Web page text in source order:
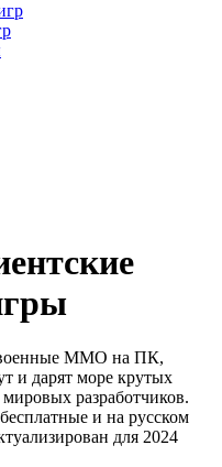
MMO на ПК,
и дарят море крутых
разработчиков.
и на русском
для 2024